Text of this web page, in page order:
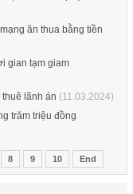
ăn thua bằng tiền
gian tạm giam
lãnh án (11.03.2024)
trăm triệu đồng
8 9 10 End